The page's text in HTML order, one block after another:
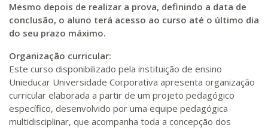
Mesmo depois de realizar a prova, definindo a data de
conclusão, o aluno terá acesso ao curso até o último dia
do seu prazo máximo.
Organização curricular:
Este curso disponibilizado pela instituição de ensino
Unieducar Universidade Corporativa apresenta organização
curricular elaborada a partir de um projeto pedagógico
específico, desenvolvido por uma equipe pedagógica
multidisciplinar, que acompanha toda a concepção dos